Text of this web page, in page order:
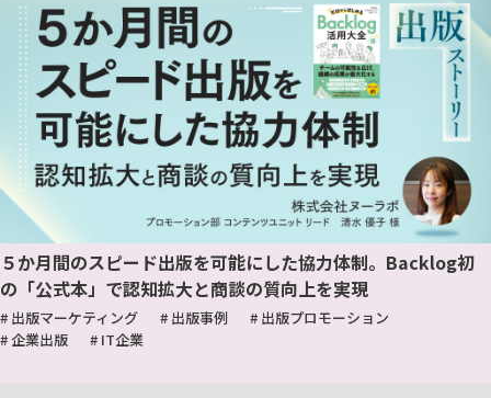
５か月間のスピード出版を可能にした協力体制。Backlog初
の「公式本」で認知拡大と商談の質向上を実現
# 出版マーケティング # 出版事例
# 出版プロモーション
# 企業出版
# IT企業